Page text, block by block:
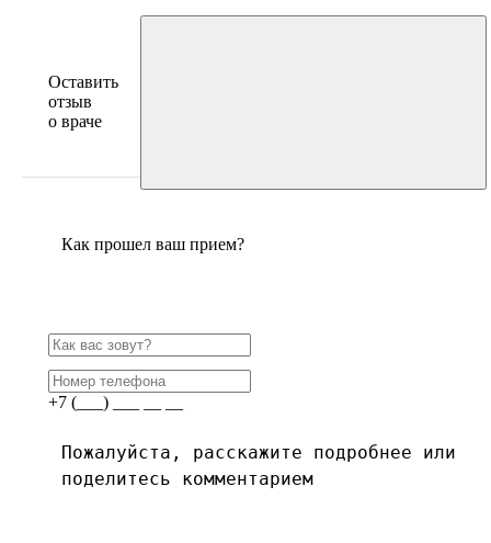
Оставить
отзыв
о враче
Как прошел ваш прием?
+7 (___) ___ __ __